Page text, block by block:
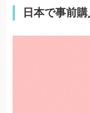
日本で事前